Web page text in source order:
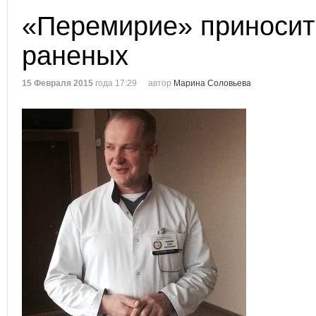
«Перемирие»
раненых
15 Февраля 2015 года 17:29 автор Марина Соловьева